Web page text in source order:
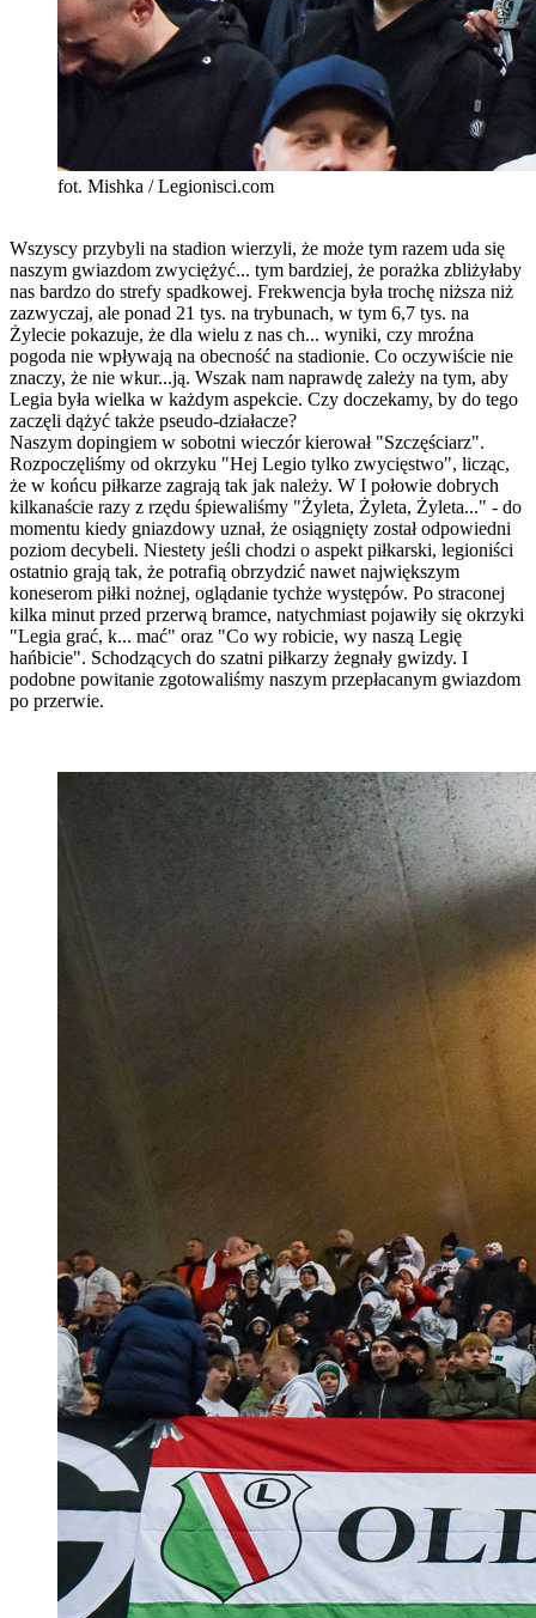
fot. Mishka / Legionisci.com
Wszyscy przybyli na stadion wierzyli, że może tym razem uda się
naszym gwiazdom zwyciężyć... tym bardziej, że porażka zbliżyłaby
nas bardzo do strefy spadkowej. Frekwencja była trochę niższa niż
zazwyczaj, ale ponad 21 tys. na trybunach, w tym 6,7 tys. na
Żylecie pokazuje, że dla wielu z nas ch... wyniki, czy mroźna
pogoda nie wpływają na obecność na stadionie. Co oczywiście nie
znaczy, że nie wkur...ją. Wszak nam naprawdę zależy na tym, aby
Legia była wielka w każdym aspekcie. Czy doczekamy, by do tego
zaczęli dążyć także pseudo-działacze?
Naszym dopingiem w sobotni wieczór kierował "Szczęściarz".
Rozpoczęliśmy od okrzyku "Hej Legio tylko zwycięstwo", licząc,
że w końcu piłkarze zagrają tak jak należy. W I połowie dobrych
kilkanaście razy z rzędu śpiewaliśmy "Żyleta, Żyleta, Żyleta..." - do
momentu kiedy gniazdowy uznał, że osiągnięty został odpowiedni
poziom decybeli. Niestety jeśli chodzi o aspekt piłkarski, legioniści
ostatnio grają tak, że potrafią obrzydzić nawet największym
koneserom piłki nożnej, oglądanie tychże występów. Po straconej
kilka minut przed przerwą bramce, natychmiast pojawiły się okrzyki
"Legia grać, k... mać" oraz "Co wy robicie, wy naszą Legię
hańbicie". Schodzących do szatni piłkarzy żegnały gwizdy. I
podobne powitanie zgotowaliśmy naszym przepłacanym gwiazdom
po przerwie.